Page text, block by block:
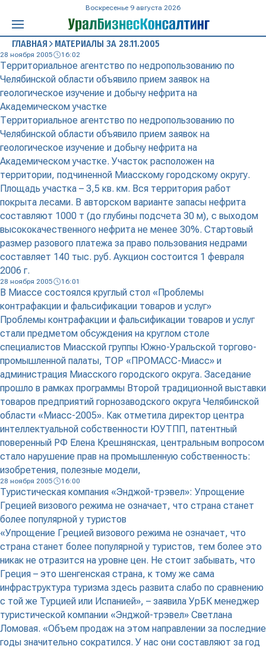
Воскресенье 9 августа 2026
ГЛАВНАЯ МАТЕРИАЛЫ ЗА 28.11.2005
28 ноября 2005 16:02
Территориальное агентство по недропользованию по
Челябинской области объявило прием заявок на
геологическое изучение и добычу нефрита на
Академическом участке
Территориальное агентство по недропользованию по
Челябинской области объявило прием заявок на
геологическое изучение и добычу нефрита на
Академическом участке. Участок расположен на
территории, подчиненной Миасскому городскому округу.
Площадь участка – 3,5 кв. км. Вся территория работ
покрыта лесами. В авторском варианте запасы нефрита
составляют 1000 т (до глубины подсчета 30 м), с выходом
высококачественного нефрита не менее 30%. Стартовый
размер разового платежа за право пользования недрами
составляет 140 тыс. руб. Аукцион состоится 1 февраля
2006 г.
28 ноября 2005 16:01
В Миассе состоялся круглый стол «Проблемы
контрафакции и фальсификации товаров и услуг»
Проблемы контрафакции и фальсификации товаров и услуг
стали предметом обсуждения на круглом столе
специалистов Миасской группы Южно-Уральской торгово-
промышленной палаты, ТОР «ПРОМАСС-Миасс» и
администрация Миасского городского округа. Заседание
прошло в рамках программы Второй традиционной выставки
товаров предприятий горнозаводского округа Челябинской
области «Миасс-2005». Как отметила директор центра
интеллектуальной собственности ЮУТПП, патентный
поверенный РФ Елена Крешнянская, центральным вопросом
стало нарушение прав на промышленную собственность:
изобретения, полезные модели,
28 ноября 2005 16:00
Туристическая компания «Энджой-трэвел»: Упрощение
Грецией визового режима не означает, что страна станет
более популярной у туристов
«Упрощение Грецией визового режима не означает, что
страна станет более популярной у туристов, тем более это
никак не отразится на уровне цен. Не стоит забывать, что
Греция – это шенгенская страна, к тому же сама
инфраструктура туризма здесь развита слабо по сравнению
с той же Турцией или Испанией», – заявила УрБК менеджер
туристической компании «Энджой-трэвел» Светлана
Ломовая. «Объем продаж на этом направлении за последние
годы значительно сократился. У нас они составляют за год